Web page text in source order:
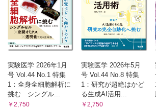
1. トランスクリプトーム計測技術の進展
賀泰彦，鈴木絢子，鈴木 穣】
2. メトホルミン作用のオリエント急行仮
クス解析によるデータ駆動型の作用機
柚木克之】
邊謙吾】
Ⅱ．候補分子の評価
4. 1細胞レベルでの遺伝子発現の予測と創
夫】
5. 全タンパク質構造への薬の結合親和性か
実験医学 2026年1月
号 Vol.44 No.1 特集
1：全身全細胞解析に
挑む シングル...
￥2,750
実験医学 2026年5月
号 Vol.44 No.8 特集
1：研究が超絶はかど
る生成AI活用...
￥2,750